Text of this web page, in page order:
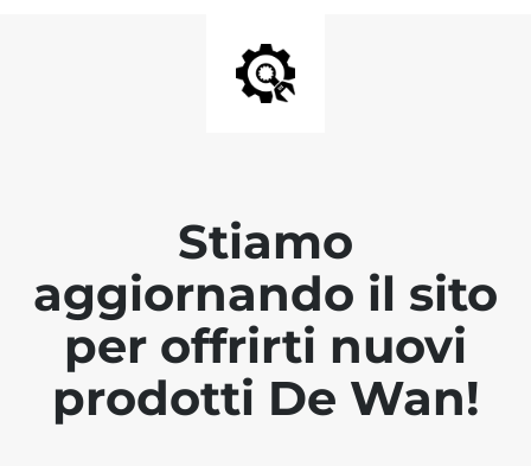
Stiamo
aggiornando il sito
per offrirti nuovi
prodotti De Wan!